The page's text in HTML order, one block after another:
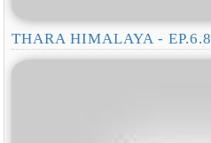
THARA HIMALAYA - EP.6.8